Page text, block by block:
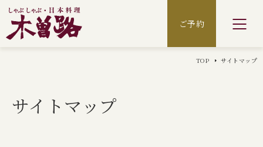
ご予約
TOP サイトマップ
サイトマップ